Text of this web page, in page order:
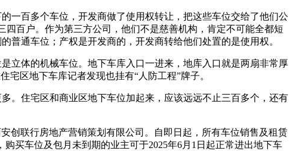
一百多个车位，开发商做了使用权转让，把这些车位交给了他们公
百户。作为第三方公司，他们不是慈善机构，肯定不可能全都短
通车位；产权是开发商的，开发商转给他们处置的是使用权。
立体的机械车位。地下车库入口一进来，地库入口就是两扇非常厚
区地下车库记者发现也挂有“人防工程”牌子。
。住宅区和商业区地下车位加起来，应该远远不止三百多个，还有
创联行房地产营销策划有限公司。自即日起，所有车位销售及租赁
买车位及包月未到期的业主可于2025年6月1日起正常进出地下车